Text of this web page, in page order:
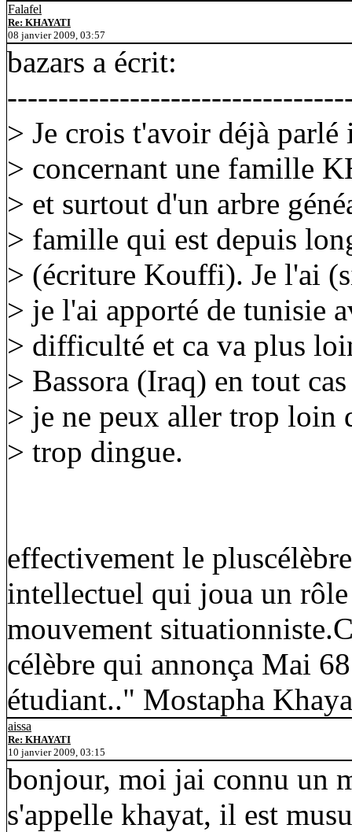
Falafel
Re: KHAYATI
08 janvier 2009, 03:57
bazars a écrit:
> Je crois t'avoir déjà
> concernant une famille
> et surtout d'un arbre
> famille qui est depuis
> (écriture Kouffi). Je l'ai
> je l'ai apporté de tunisie
> difficulté et ca va plus
> Bassora (Iraq) en tout
> je ne peux aller trop loin
> trop dingue.
effectivement le
intellectuel qui joua un rôle
mouvement
célèbre qui annonça Mai
étudiant.." Mostapha
aissa
Re: KHAYATI
10 janvier 2009, 03:15
bonjour, moi jai connu un
s'appelle khayat, il est